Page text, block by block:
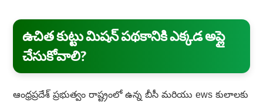
ఉచిత కుట్టు మిషన్ పథకానికి ఎక్కడ అప్లై
చేసుకోవాలి?
ఆంధ్రప్రదేశ్ ప్రభుత్వం రాష్ట్రంలో ఉన్న బీసీ మరియు ews కులాలకు